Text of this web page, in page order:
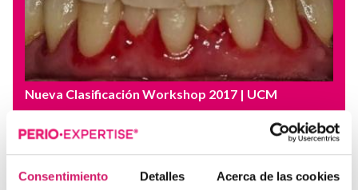
Consentimiento Detalles Acerca de las cookies
Nueva Clasificación Workshop 2017 | UCM
Periodontitis Como Manifestación de
Enfermedades Sistémicas
Este proyecto de Casos Clínicos E.T.E.P. pretende,
mediante una serie de ejemplos, explicar los...